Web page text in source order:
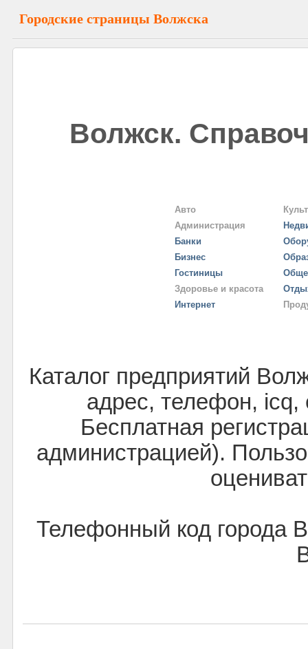
Городские страницы Волжска
Волжск.
Авто
Администрация
Банки
Бизнес
Гостиницы
Здоровье и красота
Интернет
Каталог предприятий
адрес, телефон,
Бесплатная
администрацией).
Телефонный код города